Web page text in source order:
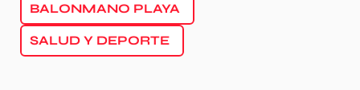
BALONMANO PLAYA
SALUD Y DEPORTE